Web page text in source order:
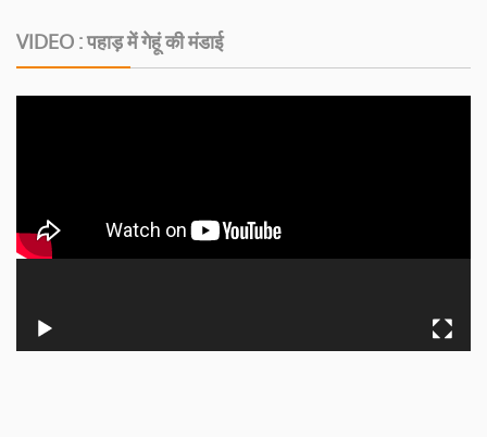
VIDEO : पहाड़ में गेहूं की मंडाई